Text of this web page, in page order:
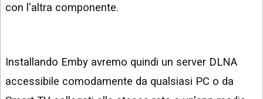
con l'altra componente.
Installando Emby avremo quindi un server DLNA
accessibile comodamente da qualsiasi PC o da